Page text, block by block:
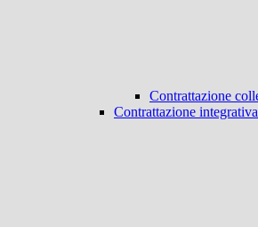
Contrattazione
Contrattazione integrativa